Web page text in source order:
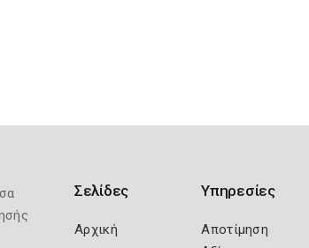
Σελίδες
Αρχική
Υπηρεσίες
Αποτίμηση